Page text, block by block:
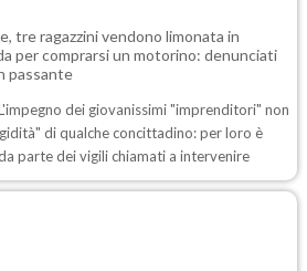
tre ragazzini vendono limonata in
per comprarsi un motorino: denunciati
passante
dei giovanissimi "imprenditori" non
di qualche concittadino: per loro è
parte dei vigili chiamati a intervenire